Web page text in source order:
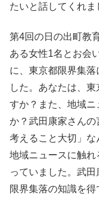
たいと話してくれま
第4回の日の出町教
ある女性1名とお会
に、東京都限界集
した。あなたは、
すか？また、地域
か？武田康家さん
考えること大切」
地域ニュースに触
っていました。武
限界集落の知識を